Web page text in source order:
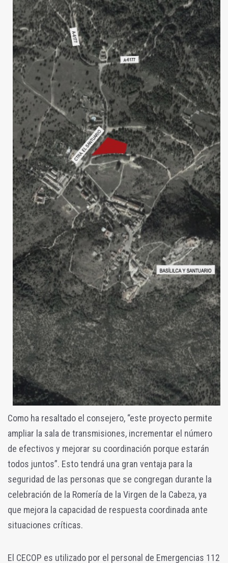
Como ha resaltado el consejero, “este proyecto permite
ampliar la sala de transmisiones, incrementar el número
de efectivos y mejorar su coordinación porque estarán
todos juntos”. Esto tendrá una gran ventaja para la
seguridad de las personas que se congregan durante la
celebración de la Romería de la Virgen de la Cabeza, ya
que mejora la capacidad de respuesta coordinada ante
situaciones críticas.
El CECOP es utilizado por el personal de Emergencias 112